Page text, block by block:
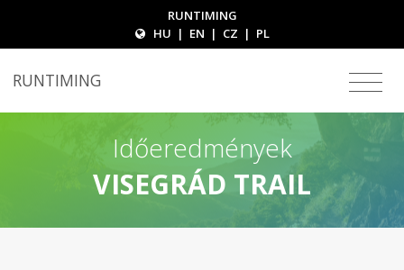
RUNTIMING
HU | EN | CZ | PL
RUNTIMING
Időeredmények
VISEGRÁD TRAIL